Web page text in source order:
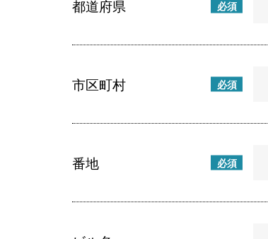
都道府県 必須
市区町村 必須
番地 必須